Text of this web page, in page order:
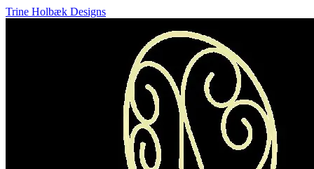
Trine Holbæk Designs